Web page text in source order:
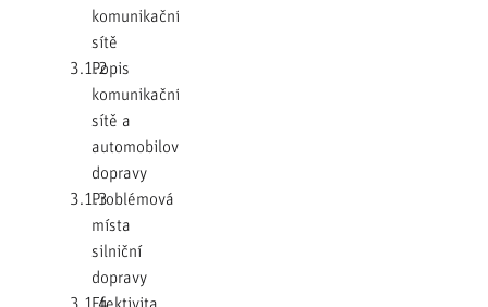
komunikační
sítě
3.1.2Popis
komunikační
sítě a
automobilové
dopravy
3.1.3Problémová
místa
silniční
dopravy